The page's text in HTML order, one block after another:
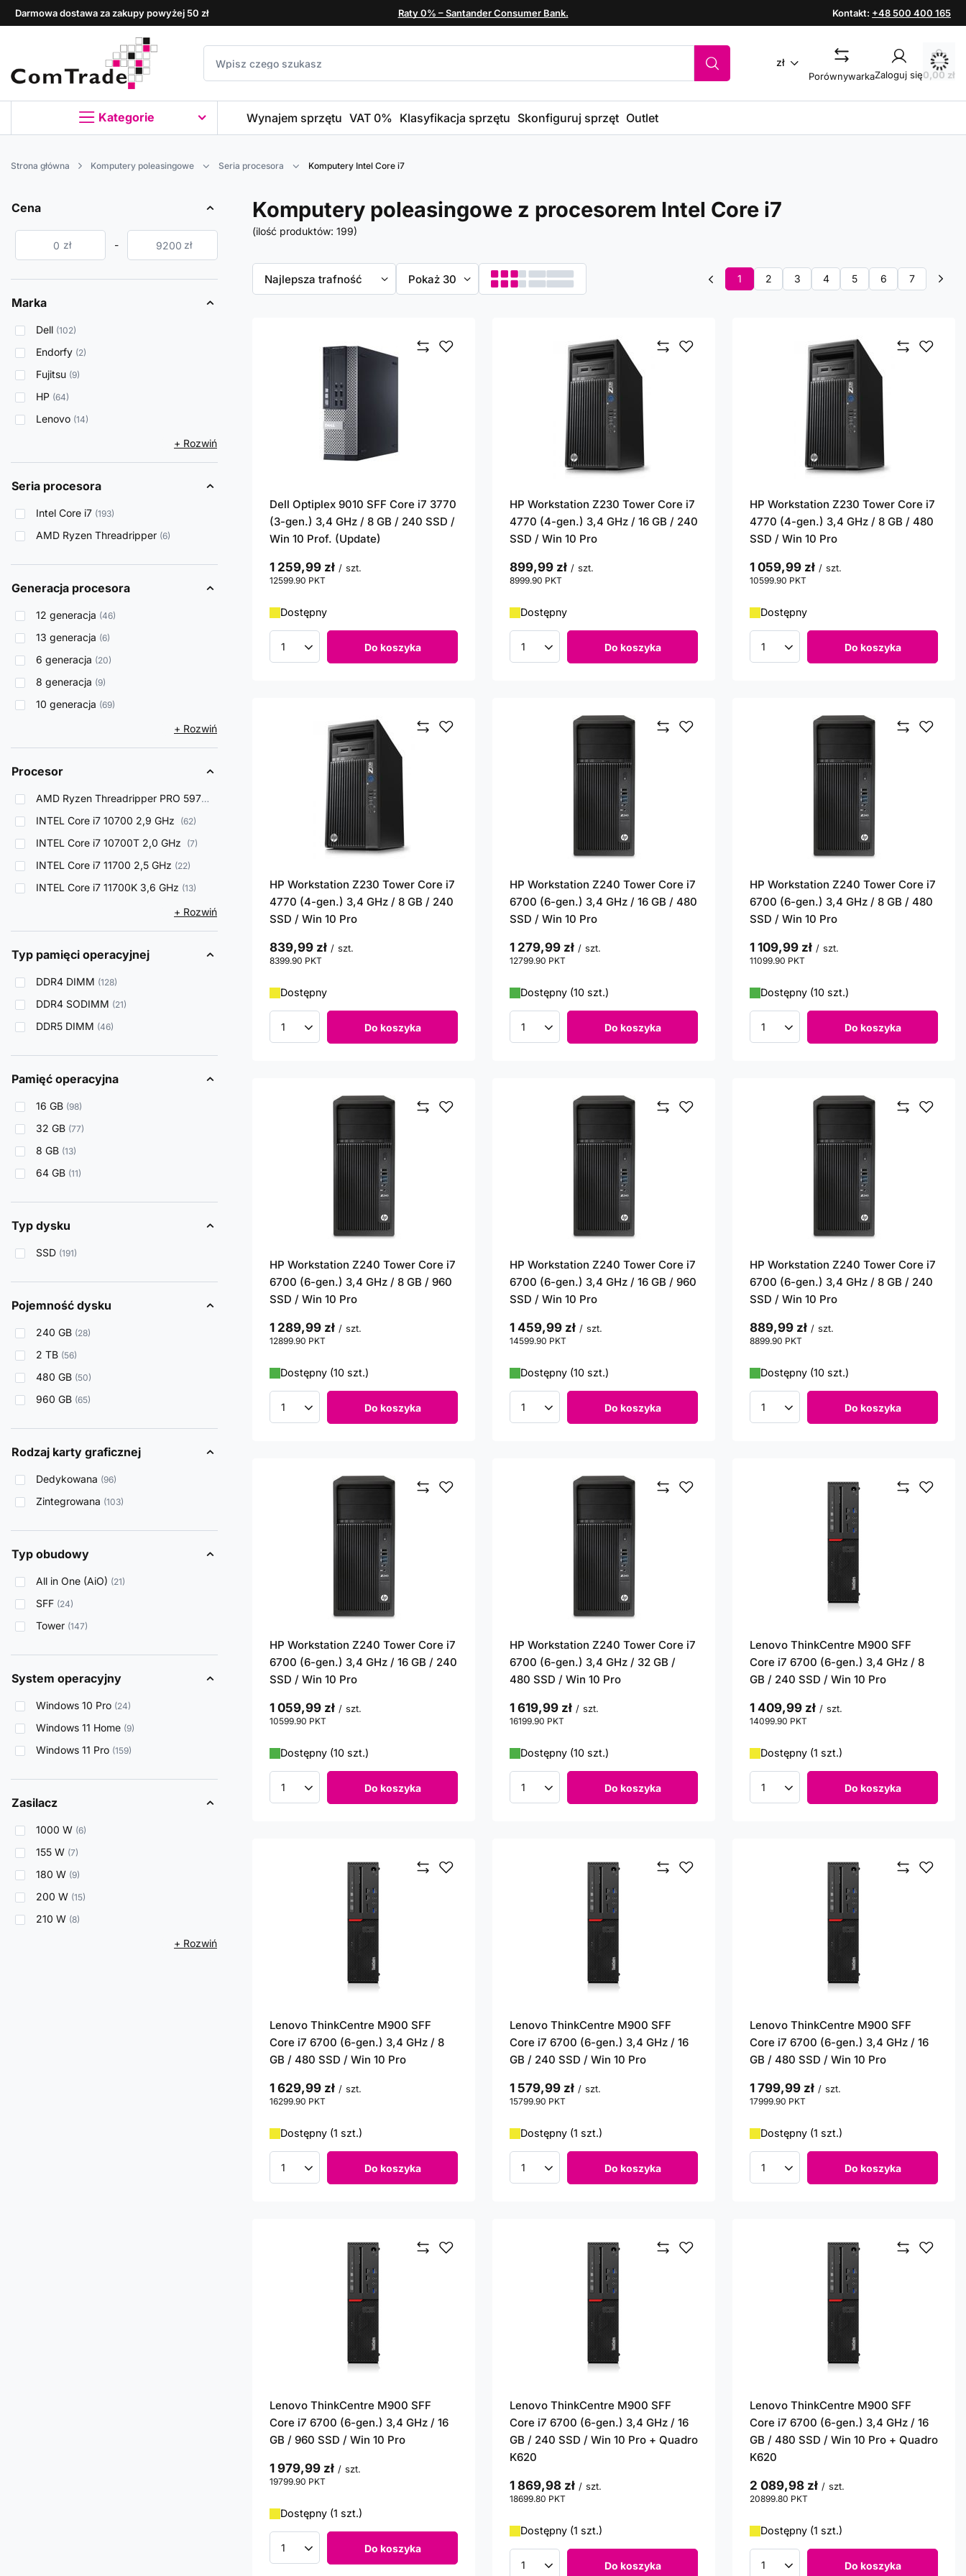
Darmowa dostawa za zakupy powyżej 50 zł Raty 0% – Santander Consumer Bank. Kontakt: +48 500 400 165
zł
PorównywarkaZaloguj się0,00 zł
Kategorie Wynajem sprzętu VAT 0% Klasyfikacja sprzętu Skonfiguruj sprzęt Outlet
Strona główna Komputery poleasingowe Seria procesora Komputery Intel Core i7
Cena
zł - zł
Marka
Dell 102
Endorfy 2
Fujitsu 9
HP 64
Lenovo 14
+ Rozwiń
Seria procesora
Intel Core i7 193
AMD Ryzen Threadripper 6
Generacja procesora
12 generacja 46
13 generacja 6
6 generacja 20
8 generacja 9
10 generacja 69
+ Rozwiń
Procesor
AMD Ryzen Threadripper PRO 5975WX
INTEL Core i7 10700 2,9 GHz 62
INTEL Core i7 10700T 2,0 GHz 7
INTEL Core i7 11700 2,5 GHz 22
INTEL Core i7 11700K 3,6 GHz 13
+ Rozwiń
Typ pamięci operacyjnej
DDR4 DIMM 128
DDR4 SODIMM 21
DDR5 DIMM 46
Pamięć operacyjna
16 GB 98
32 GB 77
8 GB 13
64 GB 11
Typ dysku
SSD 191
Pojemność dysku
240 GB 28
2 TB 56
480 GB 50
960 GB 65
Rodzaj karty graficznej
Dedykowana 96
Zintegrowana 103
Typ obudowy
All in One (AiO) 21
SFF 24
Tower 147
System operacyjny
Windows 10 Pro 24
Windows 11 Home 9
Windows 11 Pro 159
Zasilacz
1000 W 6
155 W 7
180 W 9
200 W 15
210 W 8
+ Rozwiń
Komputery poleasingowe z procesorem Intel Core i7
(ilość produktów: 199)
Zmień sortowanie
Najlepsza trafność Zmień ilość wyświetlanych produktów
Pokaż 30 1 2 3 4 5 6 7
Dell Optiplex 9010 SFF Core i7 3770
(3-gen.) 3,4 GHz / 8 GB / 240 SSD /
Win 10 Prof. (Update)
1 259,99 zł / szt.
12599.90 PKT
Dostępny
Ilość produktów Do koszyka
HP Workstation Z230 Tower Core i7
4770 (4-gen.) 3,4 GHz / 16 GB / 240
SSD / Win 10 Pro
899,99 zł / szt.
8999.90 PKT
Dostępny
Ilość produktów Do koszyka
HP Workstation Z230 Tower Core i7
4770 (4-gen.) 3,4 GHz / 8 GB / 480
SSD / Win 10 Pro
1 059,99 zł / szt.
10599.90 PKT
Dostępny
Ilość produktów Do koszyka
HP Workstation Z230 Tower Core i7
4770 (4-gen.) 3,4 GHz / 8 GB / 240
SSD / Win 10 Pro
839,99 zł / szt.
8399.90 PKT
Dostępny
Ilość produktów Do koszyka
HP Workstation Z240 Tower Core i7
6700 (6-gen.) 3,4 GHz / 16 GB / 480
SSD / Win 10 Pro
1 279,99 zł / szt.
12799.90 PKT
Dostępny (10 szt.)
Ilość produktów Do koszyka
HP Workstation Z240 Tower Core i7
6700 (6-gen.) 3,4 GHz / 8 GB / 480
SSD / Win 10 Pro
1 109,99 zł / szt.
11099.90 PKT
Dostępny (10 szt.)
Ilość produktów Do koszyka
HP Workstation Z240 Tower Core i7
6700 (6-gen.) 3,4 GHz / 8 GB / 960
SSD / Win 10 Pro
1 289,99 zł / szt.
12899.90 PKT
Dostępny (10 szt.)
Ilość produktów Do koszyka
HP Workstation Z240 Tower Core i7
6700 (6-gen.) 3,4 GHz / 16 GB / 960
SSD / Win 10 Pro
1 459,99 zł / szt.
14599.90 PKT
Dostępny (10 szt.)
Ilość produktów Do koszyka
HP Workstation Z240 Tower Core i7
6700 (6-gen.) 3,4 GHz / 8 GB / 240
SSD / Win 10 Pro
889,99 zł / szt.
8899.90 PKT
Dostępny (10 szt.)
Ilość produktów Do koszyka
HP Workstation Z240 Tower Core i7
6700 (6-gen.) 3,4 GHz / 16 GB / 240
SSD / Win 10 Pro
1 059,99 zł / szt.
10599.90 PKT
Dostępny (10 szt.)
Ilość produktów Do koszyka
HP Workstation Z240 Tower Core i7
6700 (6-gen.) 3,4 GHz / 32 GB /
480 SSD / Win 10 Pro
1 619,99 zł / szt.
16199.90 PKT
Dostępny (10 szt.)
Ilość produktów Do koszyka
Lenovo ThinkCentre M900 SFF
Core i7 6700 (6-gen.) 3,4 GHz / 8
GB / 240 SSD / Win 10 Pro
1 409,99 zł / szt.
14099.90 PKT
Dostępny (1 szt.)
Ilość produktów Do koszyka
Lenovo ThinkCentre M900 SFF
Core i7 6700 (6-gen.) 3,4 GHz / 8
GB / 480 SSD / Win 10 Pro
1 629,99 zł / szt.
16299.90 PKT
Dostępny (1 szt.)
Ilość produktów Do koszyka
Lenovo ThinkCentre M900 SFF
Core i7 6700 (6-gen.) 3,4 GHz / 16
GB / 240 SSD / Win 10 Pro
1 579,99 zł / szt.
15799.90 PKT
Dostępny (1 szt.)
Ilość produktów Do koszyka
Lenovo ThinkCentre M900 SFF
Core i7 6700 (6-gen.) 3,4 GHz / 16
GB / 480 SSD / Win 10 Pro
1 799,99 zł / szt.
17999.90 PKT
Dostępny (1 szt.)
Ilość produktów Do koszyka
Lenovo ThinkCentre M900 SFF
Core i7 6700 (6-gen.) 3,4 GHz / 16
GB / 960 SSD / Win 10 Pro
1 979,99 zł / szt.
19799.90 PKT
Dostępny (1 szt.)
Ilość produktów Do koszyka
Lenovo ThinkCentre M900 SFF
Core i7 6700 (6-gen.) 3,4 GHz / 16
GB / 240 SSD / Win 10 Pro + Quadro
K620
1 869,98 zł / szt.
18699.80 PKT
Dostępny (1 szt.)
Ilość produktów Do koszyka
Lenovo ThinkCentre M900 SFF
Core i7 6700 (6-gen.) 3,4 GHz / 16
GB / 480 SSD / Win 10 Pro + Quadro
K620
2 089,98 zł / szt.
20899.80 PKT
Dostępny (1 szt.)
Ilość produktów Do koszyka